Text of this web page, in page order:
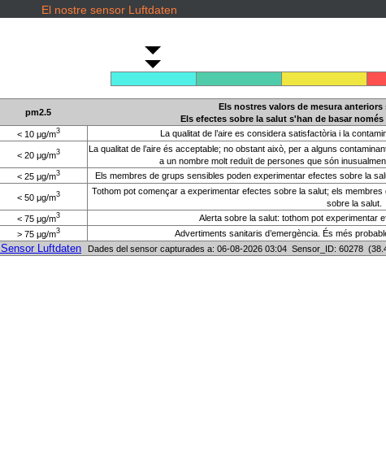
El nostre sensor Luftdaten
pm2.5
Els nostres valors de mesura
Els efectes sobre la salut s'han de basar
< 10 μg/m3 La qualitat de l’aire es considera satisfactòria i la
< 20 μg/m3
La qualitat de l’aire és acceptable; no obstant això, per a alguns
a un nombre molt reduït de persones que són
< 25 μg/m3 Els membres de grups sensibles poden experimentar efectes sobre la
< 50 μg/m3
Tothom pot començar a experimentar efectes sobre la salut; els
sobre la salut.
< 75 μg/m3 Alerta sobre la salut: tothom pot experimentar
> 75 μg/m3 Advertiments sanitaris d’emergència. És més
Sensor Luftdaten Dades del sensor capturades a: 06-08-2026 03:04 Sensor_ID: 60278